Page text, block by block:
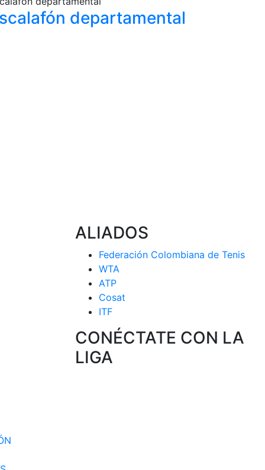
departamental
ALIADOS
Federación Colombiana de Tenis
WTA
ATP
Cosat
ITF
CONÉCTATE CON LA
LIGA